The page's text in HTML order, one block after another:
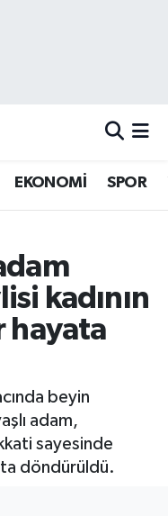
EKONOMİ SPOR
kadının
hayata
beyin
adam,
sayesinde
döndürüldü.